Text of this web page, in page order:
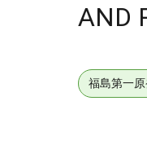
AND
福島第一